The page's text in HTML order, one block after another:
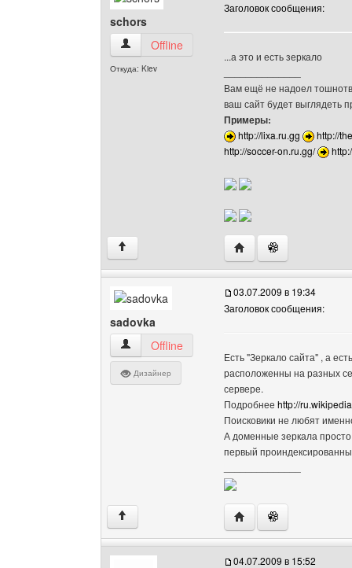
schors
schors Посмотреть профиль
Offline
Откуда: Kiev
Заголовок сообщения:
...а это и есть зеркало
Вам ещё не надоел
ваш сайт будет выглядеть
Примеры:
http://lixa.ru.gg
http://
http://soccer-on.ru.gg/
↑ Посетить сайт
sadovka
sadovka Посмотреть профиль
Offline
Дизайнер
03.07.2009 в 19:34
Заголовок сообщения:
Есть "Зеркало сайта" , а
расположенны на разных
сервере.
Подробнее http://
Поисковики не любят
А доменные зеркала просто
первый
↑ Посетить сайт
04.07.2009 в 15:52